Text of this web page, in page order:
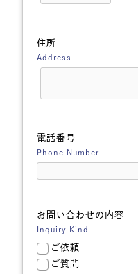
住所
Address
電話番号
Phone Number
お問い合わせの内容
Inquiry Kind
ご依頼
ご質問